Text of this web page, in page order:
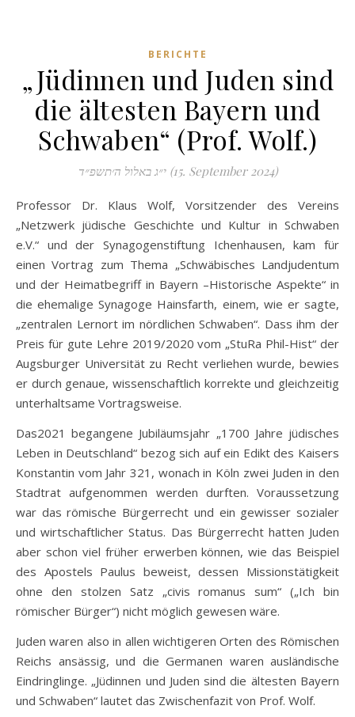
BERICHTE
„Jüdinnen und Juden sind
die ältesten Bayern und
Schwaben“ (Prof. Wolf.)
י״ג באלול ה׳תשפ״ד (15. September 2024)
Professor Dr. Klaus Wolf, Vorsitzender des Vereins
„Netzwerk jüdische Geschichte und Kultur in Schwaben
e.V.“ und der Synagogenstiftung Ichenhausen, kam für
einen Vortrag zum Thema „Schwäbisches Landjudentum
und der Heimatbegriff in Bayern –Historische Aspekte“ in
die ehemalige Synagoge Hainsfarth, einem, wie er sagte,
„zentralen Lernort im nördlichen Schwaben“. Dass ihm der
Preis für gute Lehre 2019/2020 vom „StuRa Phil-Hist“ der
Augsburger Universität zu Recht verliehen wurde, bewies
er durch genaue, wissenschaftlich korrekte und gleichzeitig
unterhaltsame Vortragsweise.
Das2021 begangene Jubiläumsjahr „1700 Jahre jüdisches
Leben in Deutschland“ bezog sich auf ein Edikt des Kaisers
Konstantin vom Jahr 321, wonach in Köln zwei Juden in den
Stadtrat aufgenommen werden durften. Voraussetzung
war das römische Bürgerrecht und ein gewisser sozialer
und wirtschaftlicher Status. Das Bürgerrecht hatten Juden
aber schon viel früher erwerben können, wie das Beispiel
des Apostels Paulus beweist, dessen Missionstätigkeit
ohne den stolzen Satz „civis romanus sum“ („Ich bin
römischer Bürger“) nicht möglich gewesen wäre.
Juden waren also in allen wichtigeren Orten des Römischen
Reichs ansässig, und die Germanen waren ausländische
Eindringlinge. „Jüdinnen und Juden sind die ältesten Bayern
und Schwaben“ lautet das Zwischenfazit von Prof. Wolf.